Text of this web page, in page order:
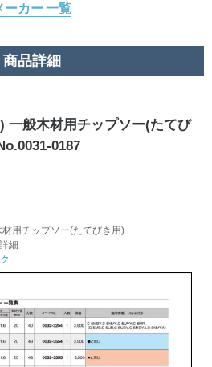
ーカー 一覧
商品詳細
一般木材用チップソー(たてび
0187
用チップソー(たてびき用)
細